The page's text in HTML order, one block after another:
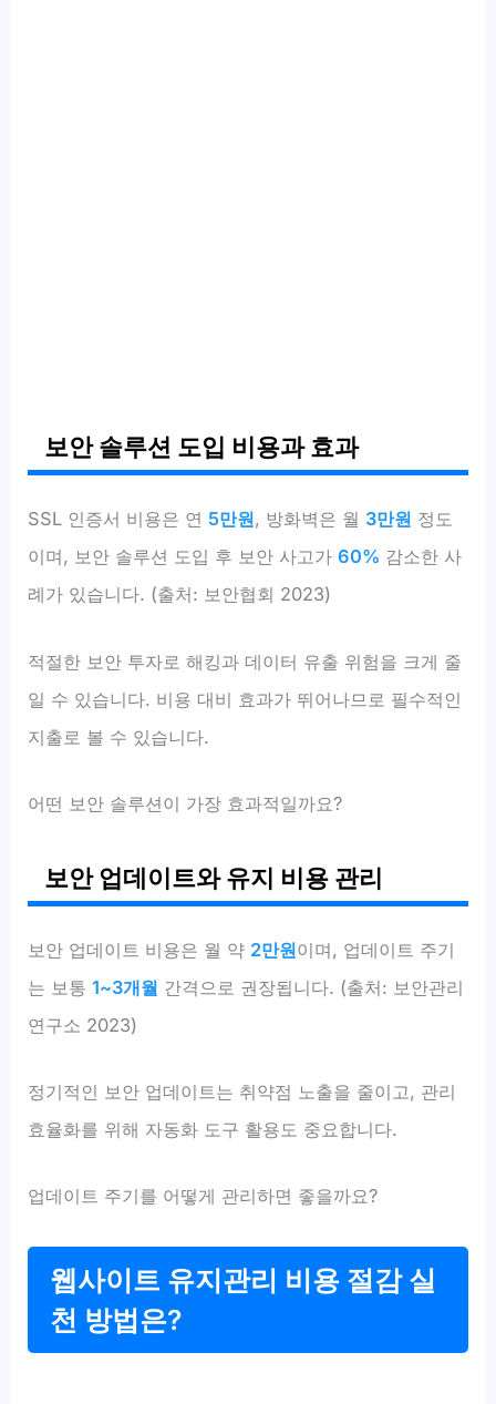
보안 솔루션 도입 비용과 효과
SSL 인증서 비용은 연 5만원, 방화벽은 월 3만원 정도
이며, 보안 솔루션 도입 후 보안 사고가60% 감소한 사
례가 있습니다. (출처: 보안협회 2023)
적절한 보안 투자로 해킹과 데이터 유출 위험을 크게 줄
일 수 있습니다. 비용 대비 효과가 뛰어나므로 필수적인
지출로 볼 수 있습니다.
어떤 보안 솔루션이 가장 효과적일까요?
보안 업데이트와 유지 비용 관리
보안 업데이트 비용은 월 약 2만원이며, 업데이트 주기
는 보통1~3개월 간격으로 권장됩니다. (출처: 보안관리
연구소 2023)
정기적인 보안 업데이트는 취약점 노출을 줄이고, 관리
효율화를 위해 자동화 도구 활용도 중요합니다.
업데이트 주기를 어떻게 관리하면 좋을까요?
웹사이트 유지관리 비용 절감 실
천 방법은?